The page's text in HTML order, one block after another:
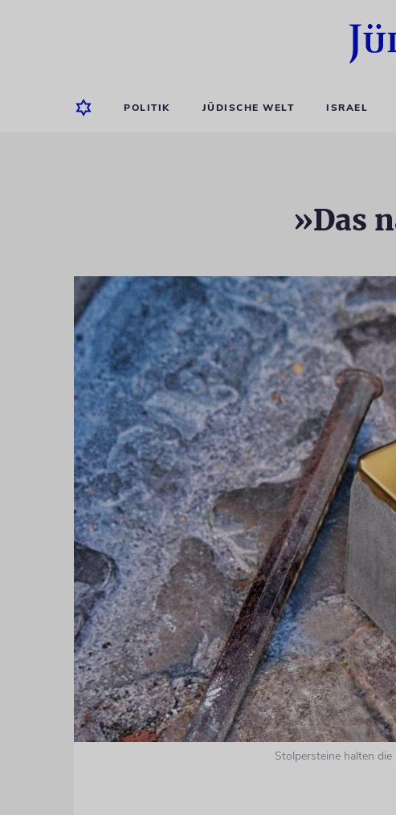
POLITIK JÜDISCHE WELT ISRAEL
»Das
Stolpersteine halten